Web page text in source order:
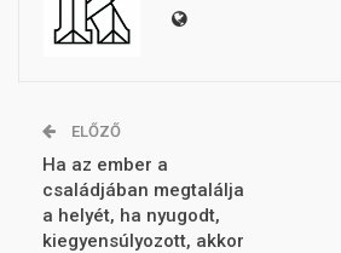
ELŐZŐ
Ha az ember a
családjában megtalálja
a helyét, ha nyugodt,
kiegyensúlyozott, akkor